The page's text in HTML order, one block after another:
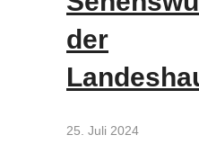
der
25. Juli 2024